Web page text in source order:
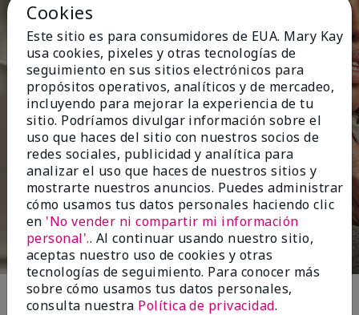
Cookies
Este sitio es para consumidores de EUA. Mary Kay
usa cookies, pixeles y otras tecnologías de
seguimiento en sus sitios electrónicos para
propósitos operativos, analíticos y de mercadeo,
incluyendo para mejorar la experiencia de tu
sitio. Podríamos divulgar información sobre el
uso que haces del sitio con nuestros socios de
redes sociales, publicidad y analítica para
analizar el uso que haces de nuestros sitios y
mostrarte nuestros anuncios. Puedes administrar
cómo usamos tus datos personales haciendo clic
en 'No vender ni compartir mi información
personal'.. Al continuar usando nuestro sitio,
aceptas nuestro uso de cookies y otras
tecnologías de seguimiento. Para conocer más
sobre cómo usamos tus datos personales,
consulta nuestra Política de privacidad.